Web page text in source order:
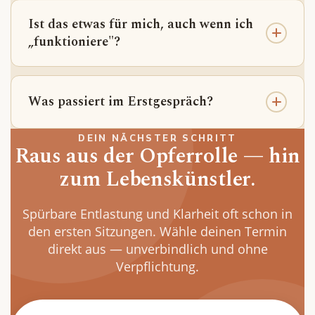
JETZT wirkt und dich blockiert.
Ist das etwas für mich, auch wenn ich
„funktioniere"?
Gerade Menschen, die „funktionieren", leiden
am meisten — nur im Stillen. Wenn du innerlich
unruhig, erschöpft oder unsicher bist, aber
Was passiert im Erstgespräch?
Du bekommst Klarheit darüber: was dich
innerlich wirklich blockiert, was du verändern
kannst, ob mein Ansatz zu dir passt und wie eine
mögliche Begleitung aussehen würde.
DEIN NÄCHSTER SCHRITT
Raus aus der Opferrolle — hin
zum Lebenskünstler.
Spürbare Entlastung und Klarheit oft schon in
den ersten Sitzungen. Wähle deinen Termin
direkt aus — unverbindlich und ohne
Verpflichtung.